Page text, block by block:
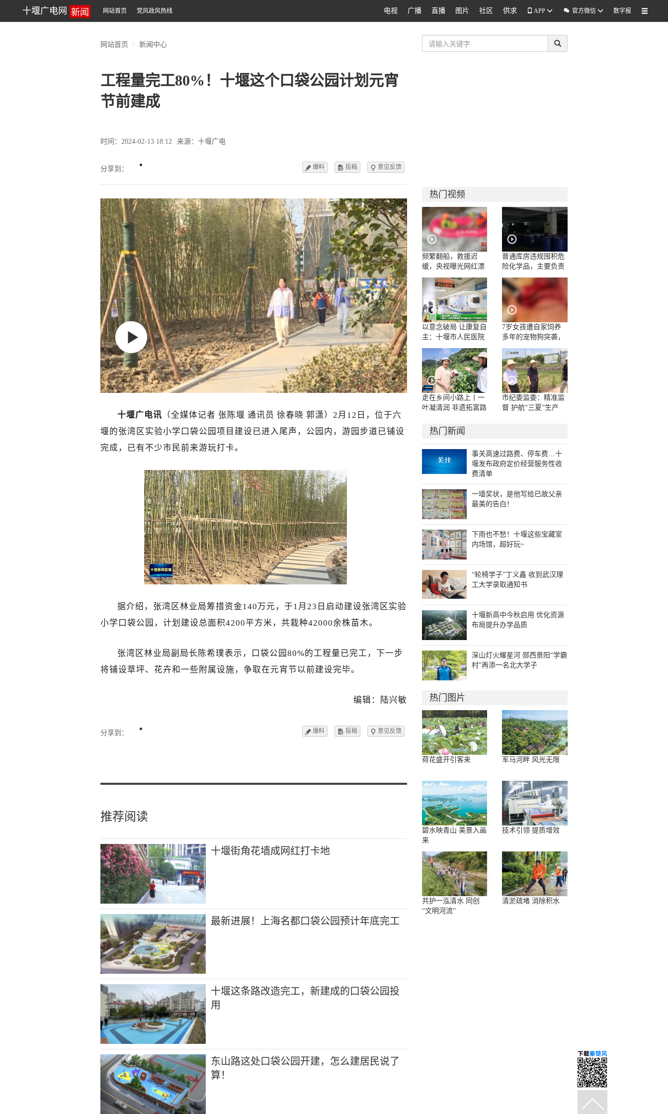
十堰广电网 新闻 网站首页 党风政风热线 电视 广播 直播 图片 社区 供求 APP  官方微信 数字报
网站首页 新闻中心
工程量完工80%！十堰这个口袋公园计划元宵
节前建成
时间：2024-02-13 18:12 来源：十堰广电
分享到： 爆料  投稿  意见反馈
十堰广电讯 （全媒体记者 张陈堰 通讯员 徐春晓 郭潇） 2月12日，位于六
堰的张湾区实验小学口袋公园项目建设已进入尾声，公园内，游园步道已铺设
完成，已有不少市民前来游玩打卡。
据介绍，张湾区林业局筹措资金140万元，于1月23日启动建设张湾区实验
小学口袋公园 ，计划建设总面积4200平方米，共栽种42000余株苗木。
张湾区林业局副局长陈希璞表示， 口袋公园 80%的工程量已完工，下一步
将铺设草坪、花卉和一些附属设施，争取在元宵节以前建设完毕。
编辑：陆兴敏
分享到： 爆料  投稿  意见反馈
推荐阅读
十堰街角花墙成网红打卡地
最新进展！上海名都口袋公园预计年底完工
十堰这条路改造完工，新建成的口袋公园投
用
东山路这处口袋公园开建，怎么建居民说了
算！
热门视频
频繁翻船，救援迟
缓，央视曝光网红漂
流乱象
普通库房违规囤积危
险化学品，主要负责
人一问三不知
以意念破局 让康复自
主：十堰市人民医院
康复医学科脑机接口
示范病房正式启用
7岁女孩遭自家饲养
多年的宠物狗突袭，
面部被咬伤10多处，
嘴唇被撕裂
走在乡间小路上丨一
叶凝清润 非遗拓富路
市纪委监委：精准监
督 护航“三夏”生产
热门新闻
事关高速过路费、停车费…十
堰发布政府定价经营服务性收
费清单
一墙奖状，是他写给已故父亲
最美的告白！
下雨也不愁！十堰这些宝藏室
内场馆，超好玩~
“轮椅学子”丁义鑫 收到武汉理
工大学录取通知书
十堰新高中今秋启用 优化资源
布局提升办学品质
深山灯火耀星河 郧西景阳“学霸
村”再添一名北大学子
热门图片
荷花盛开引客来 军马河畔 风光无限
碧水映青山 美景入画
来
技术引领 提质增效
共护一泓清水 同创
“文明河流”
清淤疏堵 消除积水